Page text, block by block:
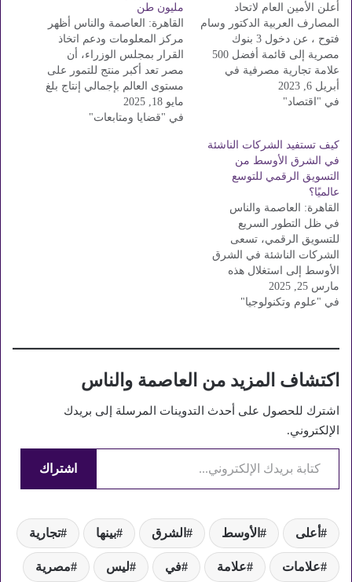
أعلن الأمين العام لاتحاد
المصارف العربية الدكتور وسام
فتوح ، عن دخول 3 بنوك
مصرية إلى قائمة أفضل 500
علامة تجارية مصرفية في
دراسة تحليلية صادرة عن
البنوك حسب قيمة العلامة
التجارية هو: البنك الأهلي
المصري…
أبريل 6, 2023
في "اقتصاد"
مليون طن
القاهرة: العاصمة والناس أظهر
مركز المعلومات ودعم اتخاذ
القرار بمجلس الوزراء، أن
مصر تعد أكبر منتج للتمور على
مستوى العالم بإجمالي إنتاج بلغ
حوالي 1.87 مليون طن، ما
يمثل 19.33% من الإنتاج
مايو 18, 2025
في "قضايا ومتابعات"
كيف تستفيد الشركات الناشئة
في الشرق الأوسط من
التسويق الرقمي للتوسع
عالميًا؟
القاهرة: العاصمة والناس
في ظل التطور السريع
للتسويق الرقمي، تسعى
الشركات الناشئة في الشرق
الأوسط إلى استغلال هذه
الأدوات للتوسع عالميًا. تُعد
شركة أزادا، وهي شركة سيو
بخبرة تزيد على 6 سنوات
خدماتها لأكثر من 200 عميل،…
مارس 25, 2025
في "علوم وتكنولوجيا"
اكتشاف المزيد من العاصمة والناس
اشترك للحصول على أحدث التدوينات المرسلة إلى بريدك
الإلكتروني.
كتابة بريدك الإلكتروني...
اشتراك
أعلى الأوسط الشرق بينها تجارية
علامات علامة في ليس مصرية